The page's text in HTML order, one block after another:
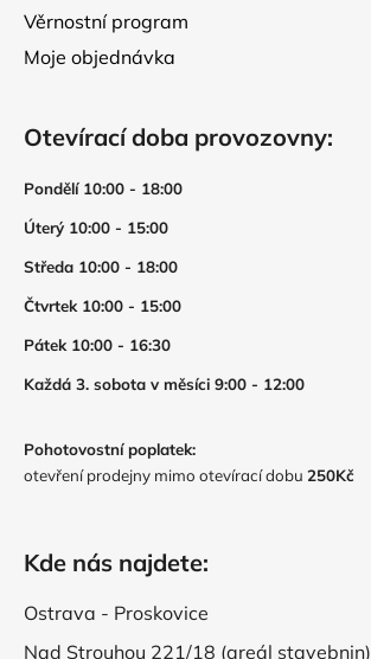
Věrnostní program
Moje objednávka
Otevírací doba provozovny:
Pondělí 10:00 - 18:00
Úterý 10:00 - 15:00
Středa 10:00 - 18:00
Čtvrtek 10:00 - 15:00
Pátek 10:00 - 16:30
Každá 3. sobota v měsíci 9:00 - 12:00
Pohotovostní poplatek:
otevření prodejny mimo otevírací dobu 250Kč
Kde nás najdete:
Ostrava - Proskovice
Nad Strouhou 221/18 (areál stavebnin)